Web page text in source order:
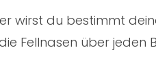
wirst du bestimmt
Fellnasen über jeden